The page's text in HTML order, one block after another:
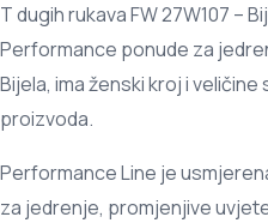
T dugih rukava FW 27W107 –
Performance ponude za
Bijela, ima ženski kroj i
proizvoda.
Performance Line je
za jedrenje, promjenjive